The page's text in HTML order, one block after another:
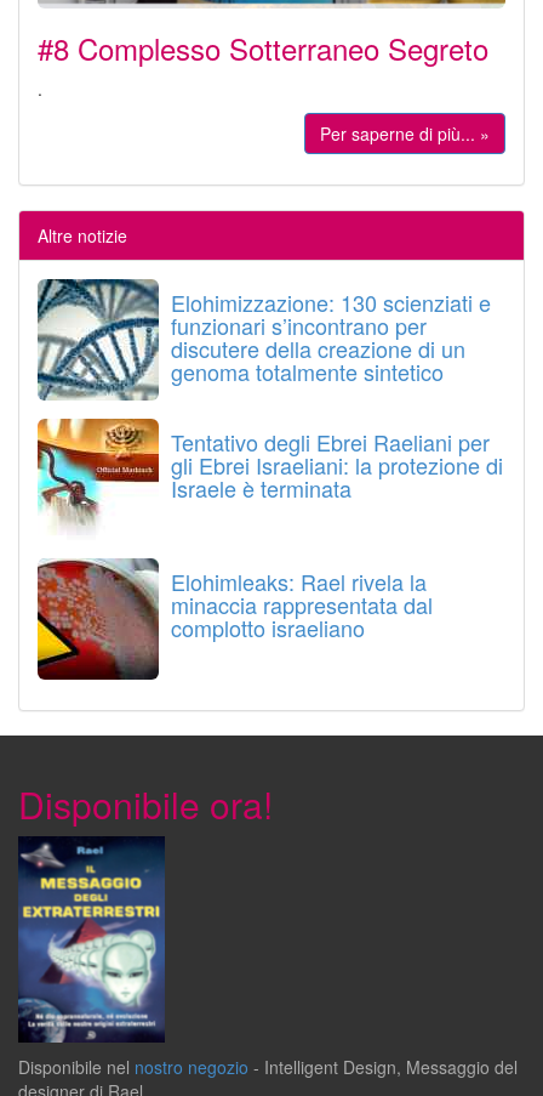
#8 Complesso Sotterraneo Segreto
.
Per saperne di più... »
Altre notizie
Elohimizzazione: 130 scienziati e
funzionari s’incontrano per
discutere della creazione di un
genoma totalmente sintetico
Tentativo degli Ebrei Raeliani per
gli Ebrei Israeliani: la protezione di
Israele è terminata
Elohimleaks: Rael rivela la
minaccia rappresentata dal
complotto israeliano
Disponibile ora!
Disponibile nel nostro negozio - Intelligent Design, Messaggio del